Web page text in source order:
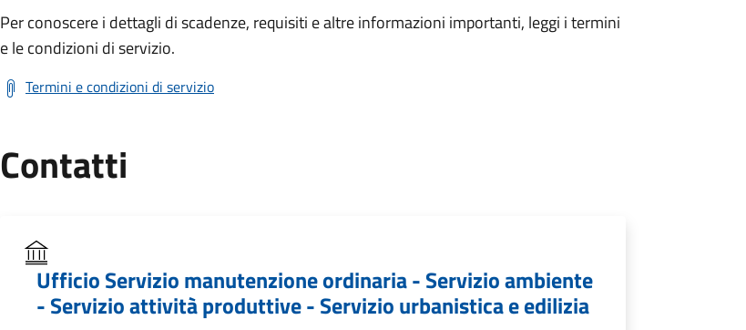
Per conoscere i dettagli di scadenze, requisiti e altre informazioni importanti, leggi i termini
e le condizioni di servizio.
Termini e condizioni di servizio
Contatti
Ufficio Servizio manutenzione ordinaria - Servizio ambiente
- Servizio attività produttive - Servizio urbanistica e edilizia